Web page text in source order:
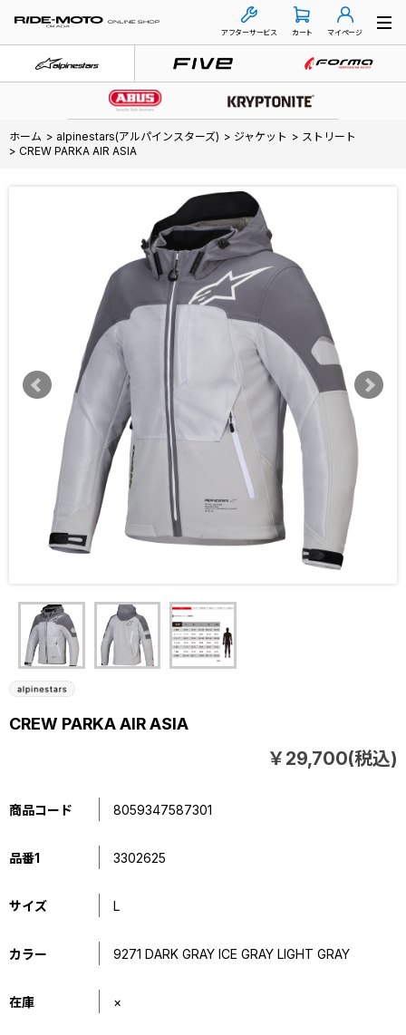
アフターサービス カート マイページ
ホーム > alpinestars(アルパインスターズ) > ジャケット > ストリート
> CREW PARKA AIR ASIA
CREW PARKA AIR ASIA
￥29,700(税込)
商品コード 8059347587301
品番1 3302625
サイズ L
カラー 9271 DARK GRAY ICE GRAY LIGHT GRAY
在庫 ×